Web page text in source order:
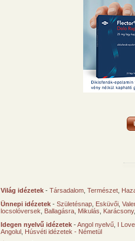
Világ idézetek - Társadalom Természet
Ünnepi idézetek - Születésnap Esküvői
locsolóversek
Ballagásra Mikulás Karácsony
Idegen nyelvű idézetek -Angol nyelvű I
Angolul Húsvéti idézetek - Németül